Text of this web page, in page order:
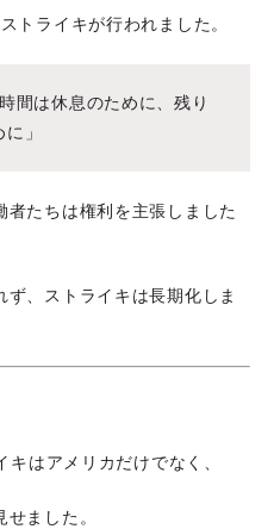
トライキが行われました。
間は休息のために、残り
」
者たちは権利を主張しました
、ストライキは長期化しま
キはアメリカだけでなく、
ました。